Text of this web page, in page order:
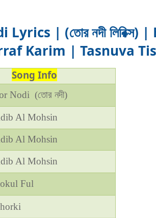
Lyrics | (তোর নদী
Karim | Tasnuva
Song Info
Nodi (তোর নদী)
Al Mohsin
Al Mohsin
Al Mohsin
Ful